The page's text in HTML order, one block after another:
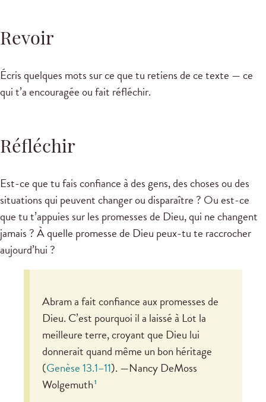
Revoir
Écris quelques mots sur ce que tu retiens de ce texte — ce
qui t’a encouragée ou fait réfléchir.
Réfléchir
Est-ce que tu fais confiance à des gens, des choses ou des
situations qui peuvent changer ou disparaître ? Ou est-ce
que tu t’appuies sur les promesses de Dieu, qui ne changent
jamais ? À quelle promesse de Dieu peux-tu te raccrocher
aujourd’hui ?
Abram a fait confiance aux promesses de
Dieu. C’est pourquoi il a laissé à Lot la
meilleure terre, croyant que Dieu lui
donnerait quand même un bon héritage
(Genèse 13.1–11). —Nancy DeMoss
Wolgemuth1